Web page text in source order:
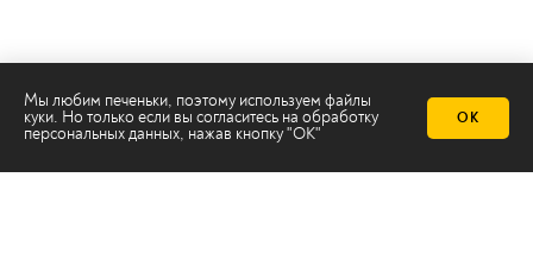
Мы любим печеньки, поэтому используем файлы
куки. Но только если вы согласитесь на обработку
персональных данных, нажав кнопку "ОК"
ОК